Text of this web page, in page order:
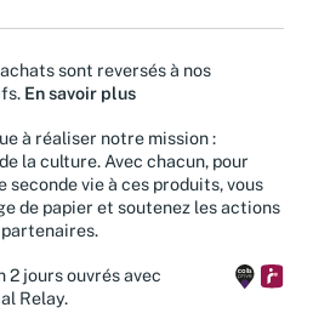
sont reversés à nos
En savoir plus
à réaliser notre mission :
la culture. Avec chacun, pour
seconde vie à ces produits, vous
de papier et soutenez les actions
2 jours ouvrés avec
Relay.